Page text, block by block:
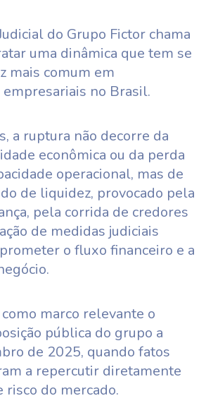
do Grupo Fictor chama
uma dinâmica que tem se
mais comum em
no Brasil.
a ruptura não decorre da
econômica ou da perda
operacional, mas de
de liquidez, provocado pela
pela corrida de credores
de medidas judiciais
o fluxo financeiro e a
marco relevante o
pública do grupo a
de 2025, quando fatos
a repercutir diretamente
risco do mercado.